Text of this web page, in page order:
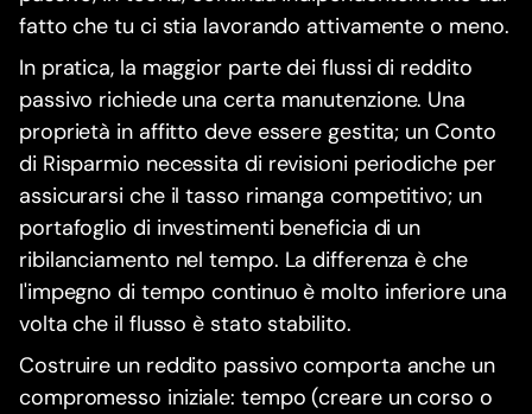
fatto che tu ci stia lavorando attivamente o meno.
In pratica, la maggior parte dei flussi di reddito
passivo richiede una certa manutenzione. Una
proprietà in affitto deve essere gestita; un Conto
di Risparmio necessita di revisioni periodiche per
assicurarsi che il tasso rimanga competitivo; un
portafoglio di investimenti beneficia di un
ribilanciamento nel tempo. La differenza è che
l'impegno di tempo continuo è molto inferiore una
volta che il flusso è stato stabilito.
Costruire un reddito passivo comporta anche un
compromesso iniziale: tempo (creare un corso o